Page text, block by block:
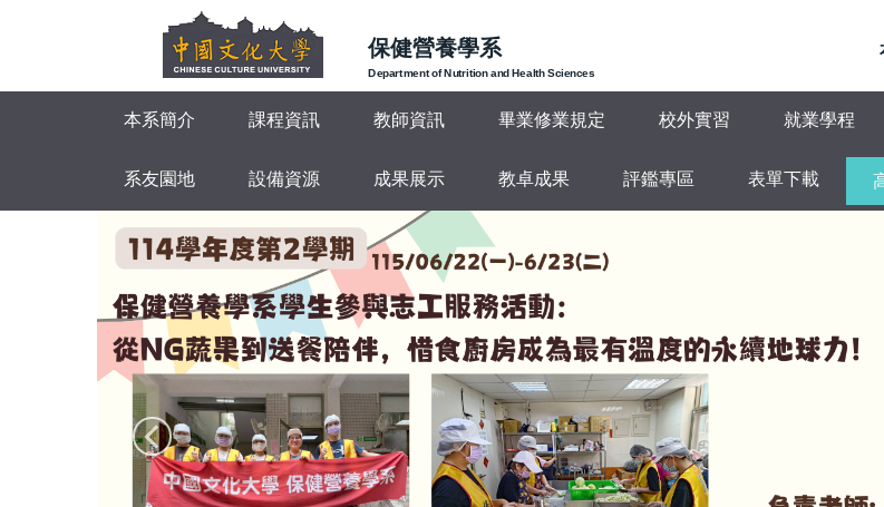
要
保健營養學系
Department of Nutrition and Health Sciences
本系簡介 課程資訊 教師資訊 畢業修業規定 校外實習 就業學程
系友園地 設備資源 成果展示 教卓成果 評鑑專區 表單下載